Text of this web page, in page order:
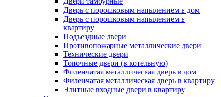
Дверь с порошковым напылением в дом
Дверь с порошковым напылением в
квартиру
Подъездные двери
Противопожарные металлические двери
Технические двери
Топочные двери (в котельную)
Филенчатая металлическая дверь в дом
Филенчатая металлическая дверь в квартиру
Элитные входные двери в квартиру